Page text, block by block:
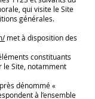
qui visite le Site
générales.
met à disposition des
constituants
le Site, notamment
dénommé «
à l’ensemble